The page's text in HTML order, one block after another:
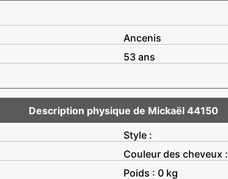
Ancenis
53 ans
Description physique de Mickaël 44150
Style :
Couleur des cheveux :
Poids : 0 kg